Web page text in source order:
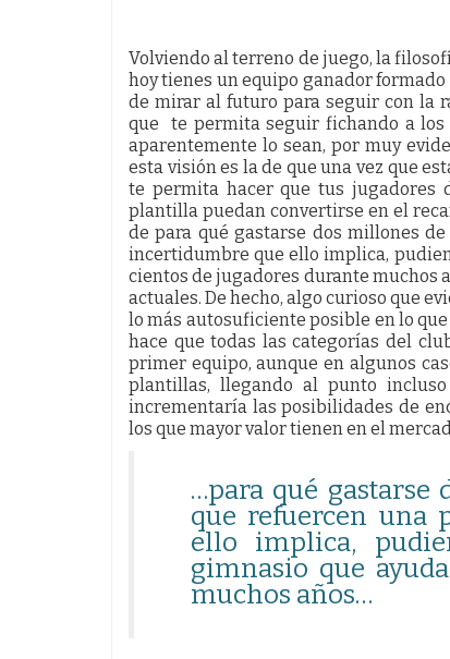
Volviendo al terreno de juego, la
hoy tienes un equipo ganador
de mirar al futuro para seguir con la
que te permita seguir fichando a los
aparentemente lo sean, por muy
esta visión es la de que una vez que
te permita hacer que tus jugadores
plantilla puedan convertirse en el
de para qué gastarse dos millones
incertidumbre que ello implica,
cientos de jugadores durante muchos
actuales. De hecho, algo curioso que
lo más autosuficiente posible en lo
hace que todas las categorías del
primer equipo, aunque en algunos
plantillas, llegando al punto
incrementaría las posibilidades de
los que mayor valor tienen en el
…para qué gastarse
que refuercen una
ello implica,
gimnasio que
muchos años…